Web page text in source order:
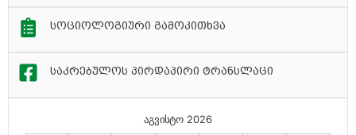
სოციოლოგიური გამოკითხვა
საკრებულოს პირდაპირი ტრანსლაცი
აგვისტო 2026